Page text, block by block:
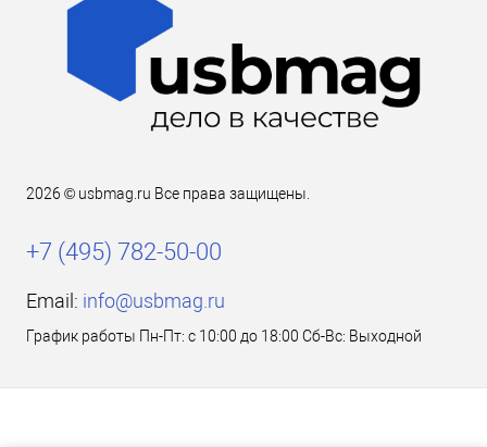
2026 © usbmag.ru Все права защищены.
+7 (495) 782-50-00
Email: info@usbmag.ru
График работы Пн-Пт: с 10:00 до 18:00 Сб-Вс: Выходной